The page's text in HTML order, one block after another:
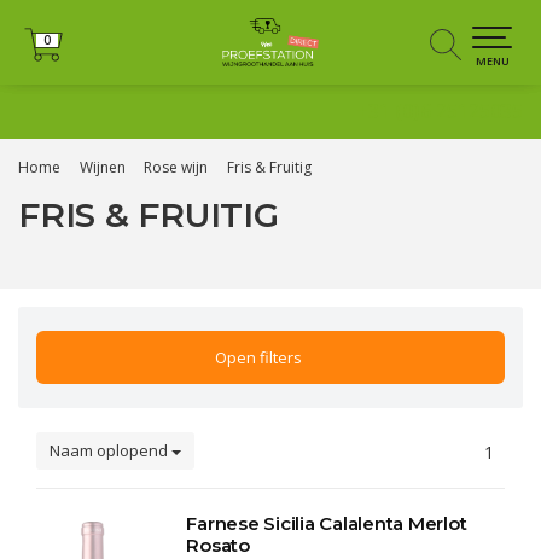
0
0
MENU
Home Wijnen Rose wijn Fris & Fruitig
FRIS & FRUITIG
Open filters
Naam oplopend 1
Farnese Sicilia Calalenta Merlot
Rosato